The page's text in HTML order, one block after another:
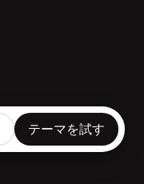
テーマを試す